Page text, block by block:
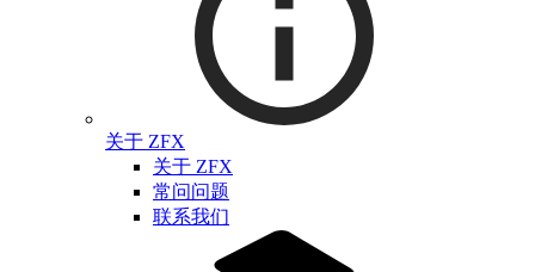
关于 ZFX
关于 ZFX
常问问题
联系我们